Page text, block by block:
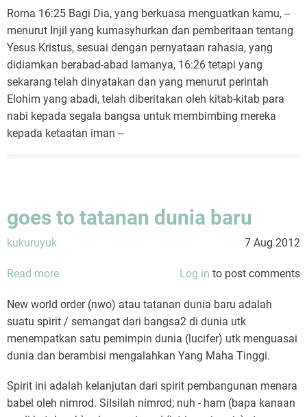
Itulah
Firman
Yang
Kami
Beritakan
Roma 16:25 Bagi Dia, yang berkuasa menguatkan kamu, --
menurut Injil yang kumasyhurkan dan pemberitaan tentang
Yesus Kristus, sesuai dengan pernyataan rahasia, yang
didiamkan berabad-abad lamanya, 16:26 tetapi yang
sekarang telah dinyatakan dan yang menurut perintah
Elohim yang abadi, telah diberitakan oleh kitab-kitab para
nabi kepada segala bangsa untuk membimbing mereka
kepada ketaatan iman --
goes to tatanan dunia baru
kukuruyuk 7 Aug 2012
Read more
to
tatanan
dunia
baru
Log in to post comments
New world order (nwo) atau tatanan dunia baru adalah
suatu spirit / semangat dari bangsa2 di dunia utk
menempatkan satu pemimpin dunia (lucifer) utk menguasai
dunia dan berambisi mengalahkan Yang Maha Tinggi.
Spirit ini adalah kelanjutan dari spirit pembangunan menara
babel oleh nimrod. Silsilah nimrod; nuh - ham (bapa kanaan